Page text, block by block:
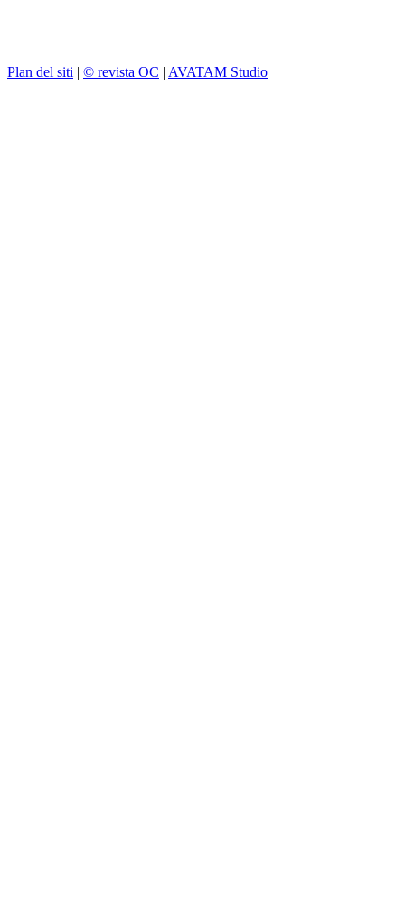
Plan del siti | © revista OC | AVATAM Studio